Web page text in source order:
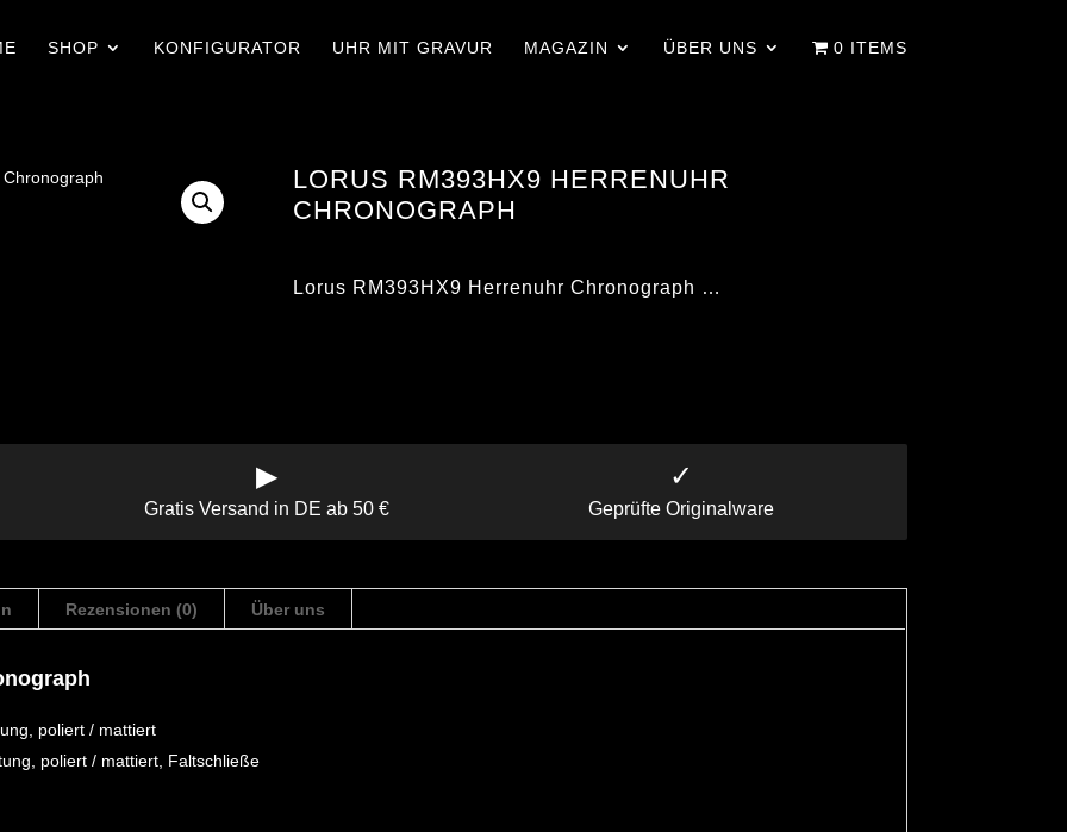
SHOP KONFIGURATOR UHR MIT GRAVUR MAGAZIN ÜBER UNS 0 ITEMS
LORUS RM393HX9 HERRENUHR
CHRONOGRAPH
Lorus RM393HX9 Herrenuhr Chronograph …
▶
Gratis Versand in DE ab 50 €
✓
Geprüfte Originalware
Rezensionen (0) Über uns
poliert / mattiert
poliert / mattiert, Faltschließe